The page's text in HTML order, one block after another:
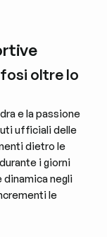
oltre lo
e la passione
ufficiali delle
dietro le
i giorni
negli
le